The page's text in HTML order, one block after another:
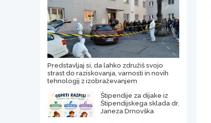
Predstavljaj si, da lahko združiš svojo
strast do raziskovanja, varnosti in novih
tehnologij z izobraževanjem
Štipendije za dijake iz
Štipendijskega sklada dr.
Janeza Drnovška